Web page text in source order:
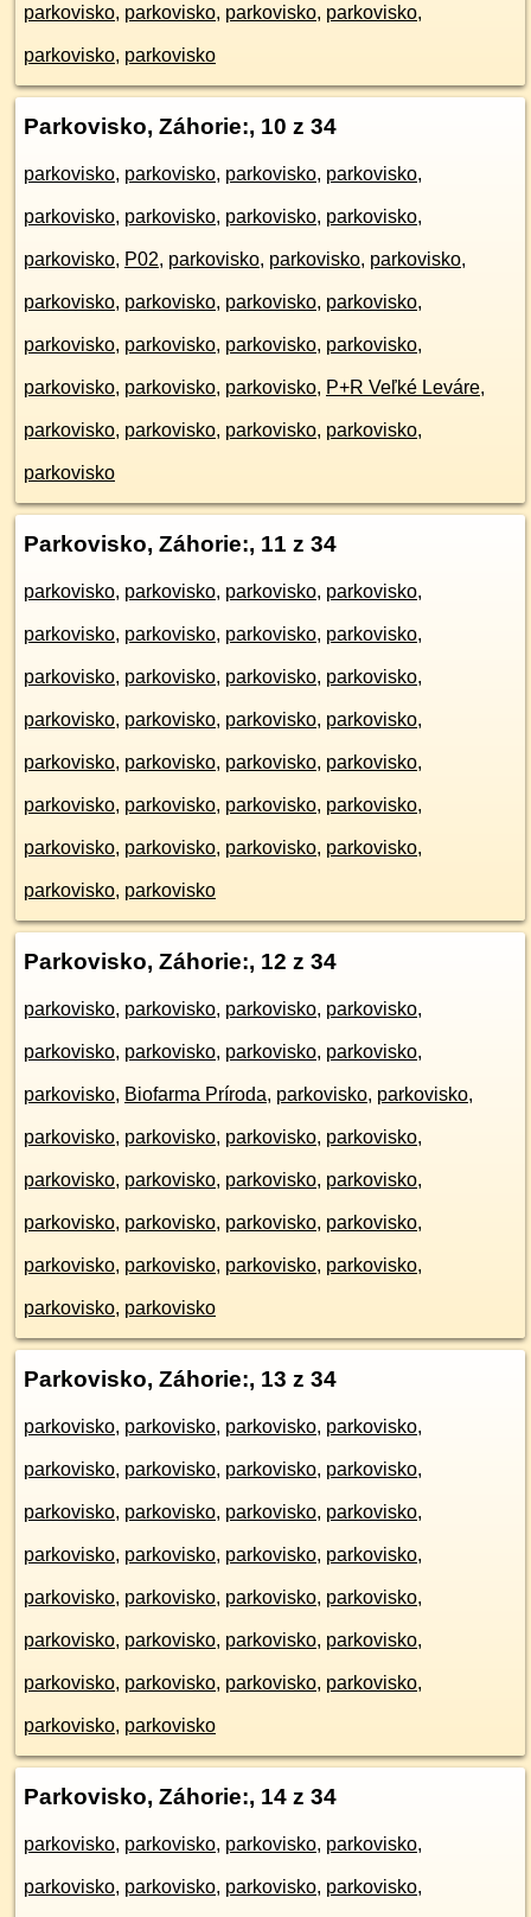
parkovisko, parkovisko, parkovisko, parkovisko,
parkovisko, parkovisko
Parkovisko, Záhorie:, 10 z 34
parkovisko, parkovisko, parkovisko, parkovisko,
parkovisko, parkovisko, parkovisko, parkovisko,
parkovisko, P02, parkovisko, parkovisko, parkovisko,
parkovisko, parkovisko, parkovisko, parkovisko,
parkovisko, parkovisko, parkovisko, parkovisko,
parkovisko, parkovisko, parkovisko, P+R Veľké Leváre,
parkovisko, parkovisko, parkovisko, parkovisko,
parkovisko
Parkovisko, Záhorie:, 11 z 34
parkovisko, parkovisko, parkovisko, parkovisko,
parkovisko, parkovisko, parkovisko, parkovisko,
parkovisko, parkovisko, parkovisko, parkovisko,
parkovisko, parkovisko, parkovisko, parkovisko,
parkovisko, parkovisko, parkovisko, parkovisko,
parkovisko, parkovisko, parkovisko, parkovisko,
parkovisko, parkovisko, parkovisko, parkovisko,
parkovisko, parkovisko
Parkovisko, Záhorie:, 12 z 34
parkovisko, parkovisko, parkovisko, parkovisko,
parkovisko, parkovisko, parkovisko, parkovisko,
parkovisko, Biofarma Príroda, parkovisko, parkovisko,
parkovisko, parkovisko, parkovisko, parkovisko,
parkovisko, parkovisko, parkovisko, parkovisko,
parkovisko, parkovisko, parkovisko, parkovisko,
parkovisko, parkovisko, parkovisko, parkovisko,
parkovisko, parkovisko
Parkovisko, Záhorie:, 13 z 34
parkovisko, parkovisko, parkovisko, parkovisko,
parkovisko, parkovisko, parkovisko, parkovisko,
parkovisko, parkovisko, parkovisko, parkovisko,
parkovisko, parkovisko, parkovisko, parkovisko,
parkovisko, parkovisko, parkovisko, parkovisko,
parkovisko, parkovisko, parkovisko, parkovisko,
parkovisko, parkovisko, parkovisko, parkovisko,
parkovisko, parkovisko
Parkovisko, Záhorie:, 14 z 34
parkovisko, parkovisko, parkovisko, parkovisko,
parkovisko, parkovisko, parkovisko, parkovisko,